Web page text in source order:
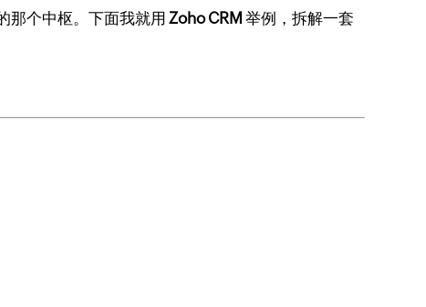
那个中枢。下面我就用Zoho CRM 举例，拆解一套